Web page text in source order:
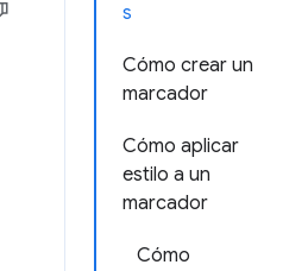
s
Cómo crear un
marcador
Cómo aplicar
estilo a un
marcador
Cómo